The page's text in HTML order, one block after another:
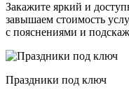
Закажите яркий и
завышаем стоимость
с пояснениями и
Праздники под ключ